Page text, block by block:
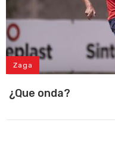
Zaga
¿Que onda?